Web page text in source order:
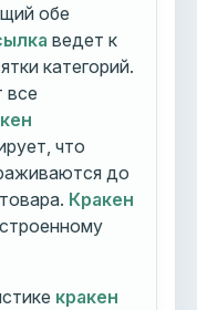
обе
ведет к
категорий.
все
что
до
Кракен
кракен